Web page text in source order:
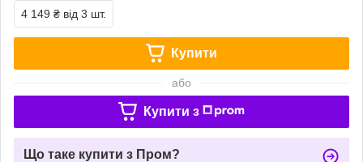
4 149 ₴ від 3 шт.
Купити
або
Купити з
Що таке купити з Пром?